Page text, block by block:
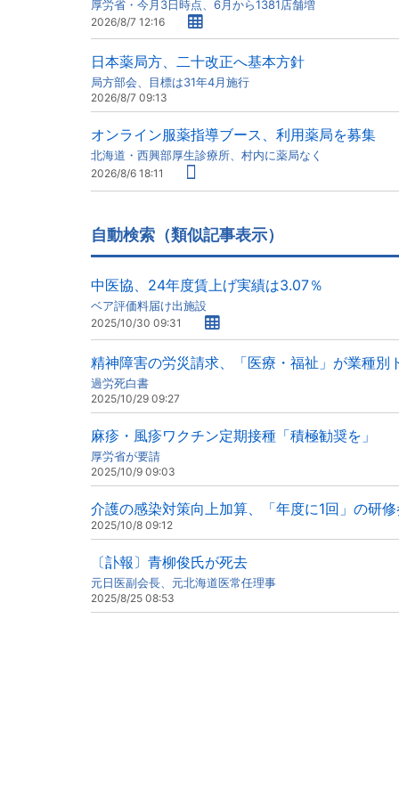
厚労省・今月3日時点、6月から1381店舗増
2026/8/7 12:16
日本薬局方、二十改正へ基本方針
局方部会、目標は31年4月施行
2026/8/7 09:13
オンライン服薬指導ブース、利用薬局を募集
北海道・西興部厚生診療所、村内に薬局なく
2026/8/6 18:11
自動検索（類似記事表示）
中医協、24年度賃上げ実績は3.07％
ベア評価料届け出施設
2025/10/30 09:31
精神障害の労災請求、「医療・福祉」が業種別
過労死白書
2025/10/29 09:27
麻疹・風疹ワクチン定期接種「積極勧奨を」
厚労省が要請
2025/10/9 09:03
介護の感染対策向上加算、「年度に1回」の研
2025/10/8 09:12
〔訃報〕青柳俊氏が死去
元日医副会長、元北海道医常任理事
2025/8/25 08:53